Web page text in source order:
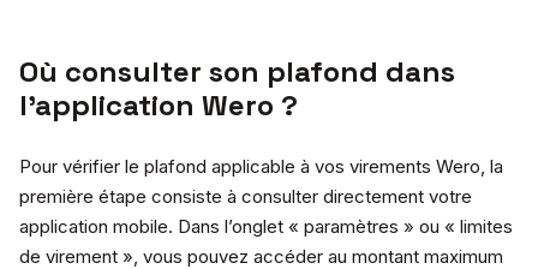
Où consulter son plafond dans
l’application Wero ?
Pour vérifier le plafond applicable à vos virements Wero, la
première étape consiste à consulter directement votre
application mobile. Dans l’onglet « paramètres » ou « limites
de virement », vous pouvez accéder au montant maximum